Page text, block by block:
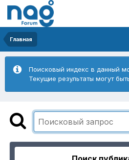
Главная
Поисковый индекс в данный
Текущие результаты могут